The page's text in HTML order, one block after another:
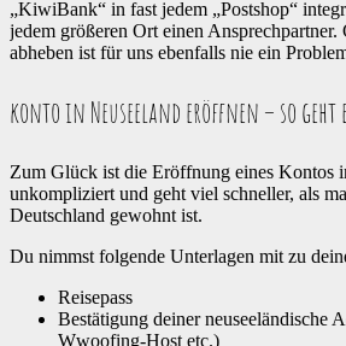
„KiwiBank“ in fast jedem „Postshop“
jedem größeren Ort einen Ansprechpartner.
abheben ist für uns ebenfalls nie ein
konto in Neuseeland eröffnen – so geht
Zum Glück ist die Eröffnung eines Kontos
unkompliziert und geht viel schneller, als
Deutschland gewohnt ist.
Du nimmst folgende Unterlagen mit zu
Reisepass
Bestätigung deiner neuseeländische
Wwoofing-Host etc.)